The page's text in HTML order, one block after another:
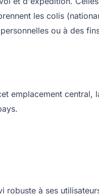
les colis
ou à des
emplacement
à ses